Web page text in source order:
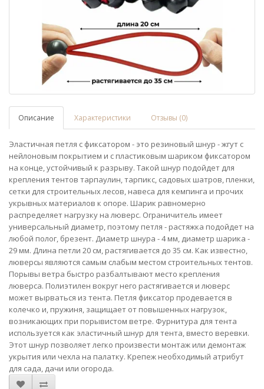
Описание Характеристики Отзывы (0)
Эластичная петля с фиксатором - это резиновый шнур - жгут с
нейлоновым покрытием и с пластиковым шариком фиксатором
на конце, устойчивый к разрыву. Такой шнур подойдет для
крепления тентов тарпаулин, тарпикс, садовых шатров, пленки,
сетки для строительных лесов, навеса для кемпинга и прочих
укрывных материалов к опоре. Шарик равномерно
распределяет нагрузку на люверс. Ограничитель имеет
универсальный диаметр, поэтому петля - растяжка подойдет на
любой полог, брезент. Диаметр шнура - 4 мм, диаметр шарика -
29 мм. Длина петли 20 см, растягивается до 35 см. Как известно,
люверсы являются самым слабым местом строительных тентов.
Порывы ветра быстро разбалтывают место крепления
люверса. Полиэтилен вокруг него растягивается и люверс
может вырваться из тента. Петля фиксатор продевается в
колечко и, пружиня, защищает от повышенных нагрузок,
возникающих при порывистом ветре. Фурнитура для тента
используется как эластичный шнур для тента, вместо веревки.
Этот шнур позволяет легко произвести монтаж или демонтаж
укрытия или чехла на палатку. Крепеж необходимый атрибут
для сада, дачи или огорода.